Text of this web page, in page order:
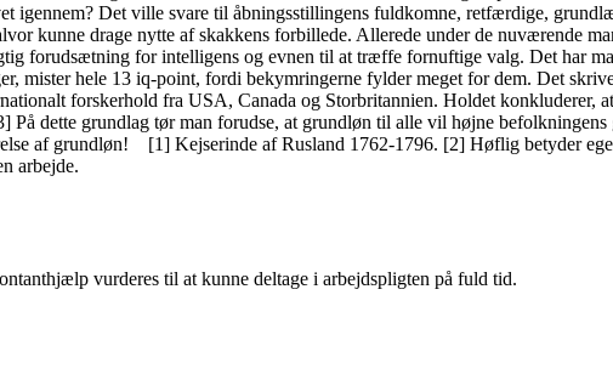
igennem? Det ville svare til åbningsstillingens fuldkomne, retfærdige,
kunne drage nytte af skakkens forbillede. Allerede under de nuværende
forudsætning for intelligens og evnen til at træffe fornuftige valg. Det har
hele 13 iq-point, fordi bekymringerne fylder meget for dem. Det
forskerhold fra USA, Canada og Storbritannien. Holdet konkluderer,
dette grundlag tør man forudse, at grundløn til alle vil højne befolkningens
af grundløn! [1] Kejserinde af Rusland 1762-1796. [2] Høflig betyder
arbejde.
vurderes til at kunne deltage i arbejdspligten på fuld tid.